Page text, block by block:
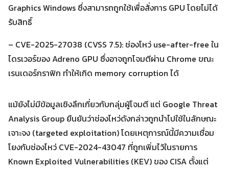
Search
for:
Graphics Windows ซึ่งสามารถถูกใช้เพื่อสั่งการ GPU โดยไม่ได้
รับสิทธิ์
– CVE-2025-27038 (CVSS 7.5): ช่องโหว่ use-after-free ใน
ไดรเวอร์ของ Adreno GPU ซึ่งอาจถูกโจมตีผ่าน Chrome ขณะ
เรนเดอร์กราฟิก ทำให้เกิด memory corruption ได้
แม้ยังไม่มีข้อมูลเชิงลึกเกี่ยวกับกลุ่มผู้โจมตี แต่ Google Threat
Analysis Group ยืนยันว่าช่องโหว่ดังกล่าวถูกนำไปใช้ในลักษณะ
เจาะจง (targeted exploitation) โดยเหตุการณ์นี้มีความเชื่อม
โยงกับช่องโหว่ CVE-2024-43047 ที่ถูกเพิ่มไว้ในรายการ
Known Exploited Vulnerabilities (KEV) ของ CISA ตั้งแต่